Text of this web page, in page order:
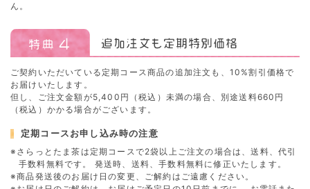
ん。
ご契約いただいている定期コース商品の追加注文も、10%割引価格で
お届けいたします。
但し、ご注文金額が5,400円（税込）未満の場合、別途送料660円
（税込）かかる場合がございます。
定期コースお申し込み時の注意
※さらっとたま茶は定期コースで2袋以上ご注文の場合は、送料、代引
手数料無料です。 発送時、送料、手数料無料に修正いたします。
※商品発送後のお届け日の変更、ご解約はご遠慮ください。